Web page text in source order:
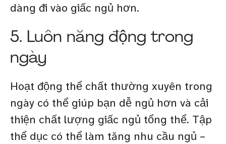
dàng đi vào giấc ngủ hơn.
5. Luôn năng động trong
ngày
Hoạt động thể chất thường xuyên trong
ngày có thể giúp bạn dễ ngủ hơn và cải
thiện chất lượng giấc ngủ tổng thể. Tập
thể dục có thể làm tăng nhu cầu ngủ –